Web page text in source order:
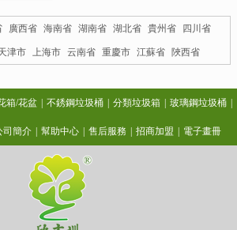
廣西省 海南省 湖南省 湖北省 貴州省 四川省
津市 上海市 云南省 重慶市 江蘇省 陜西省
箱/花盆 | 不銹鋼垃圾桶 | 分類垃圾箱 | 玻璃鋼垃圾桶 |
司簡介 | 幫助中心 | 售后服務 | 招商加盟 | 電子畫冊